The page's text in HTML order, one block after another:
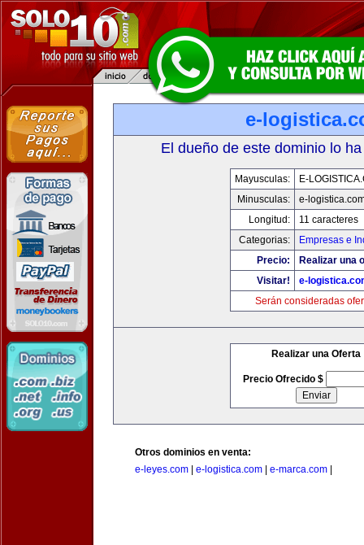
e-
El dueño de este dominio lo
Mayusculas:
E-
Minusculas:
e-
Longitud:
11 caracteres
Categorias:
Empresas e
Precio:
Realizar una
Visitar!
e-
Serán consideradas
Realizar una Oferta
Precio Ofrecido $
Otros dominios en venta:
e-leyes.com
e-logistica.com e-marca.com